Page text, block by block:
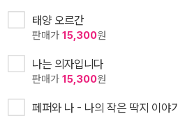
태양 오르간
판매가 15,300원
나는 의자입니다
판매가 15,300원
페퍼와 나 - 나의 작은 딱지 이야기